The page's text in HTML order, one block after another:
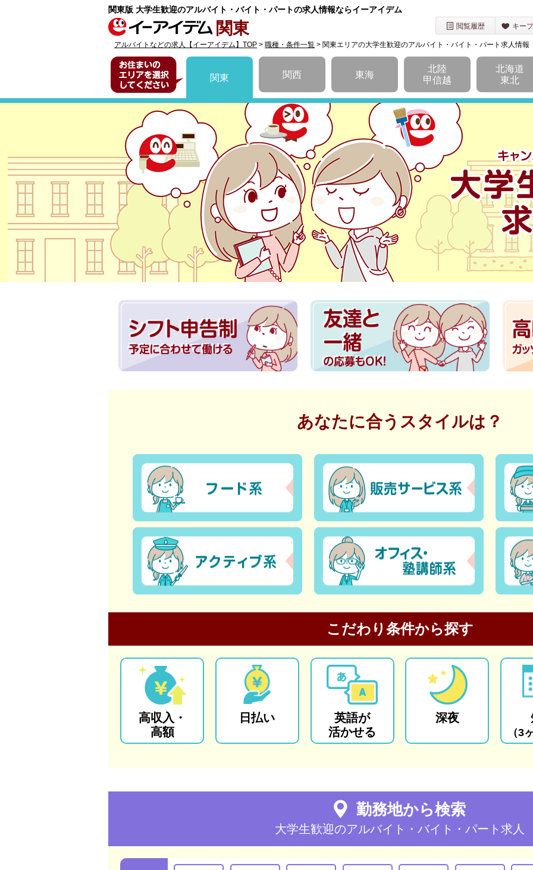
関東版 大学生歓迎のアルバイト・バイト・パートの求人情報ならイーアイデム
関東 閲覧履歴 キー
アルバイトなどの求人【イーアイデム】TOP > 職種・条件一覧 > 関東エリアの大学生歓迎のアルバイト・バイト・パート求人情報
お住まいのエリアを選択してください
関東
関西 東海
北陸
甲信越
北海道
東北
あなたに合うスタイルは？
こだわり条件から探す
高収入・
高額
日払い
英語が
活かせる
深夜
（3
勤務地から検索
大学生歓迎のアルバイト・バイト・パート求人